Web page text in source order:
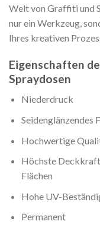
Welt von Graffiti und
nur ein Werkzeug,
Ihres kreativen
Eigenschaften
Spraydosen
Niederdruck
Seidenglänzendes
Hochwertige
Höchste
Flächen
Hohe UV-
Permanent